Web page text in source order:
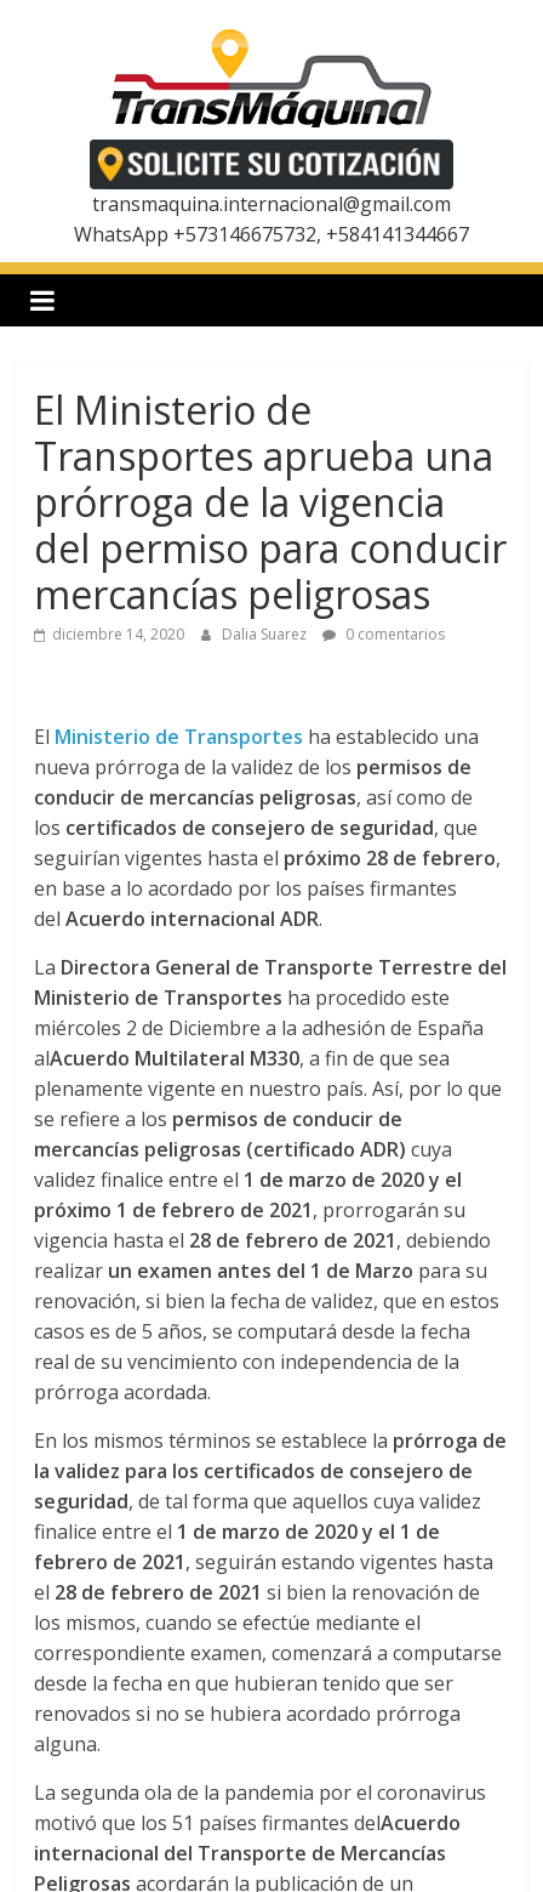
a
s
m
a
q
n
a
–
T
r
a
n
s
p
o
r
t
e
d
e
E
transmaquina.internacional@gmail.com
WhatsApp +573146675732, +584141344667
El Ministerio de
Transportes aprueba una
prórroga de la vigencia
del permiso para conducir
mercancías peligrosas
diciembre 14, 2020 Dalia Suarez 0 comentarios
El Ministerio de Transportes ha establecido una
nueva prórroga de la validez de los permisos de
conducir de mercancías peligrosas, así como de
los certificados de consejero de seguridad, que
seguirían vigentes hasta el próximo 28 de febrero,
en base a lo acordado por los países firmantes
delAcuerdo internacional ADR.
La Directora General de Transporte Terrestre del
Ministerio de Transportes ha procedido este
miércoles 2 de Diciembre a la adhesión de España
alAcuerdo Multilateral M330, a fin de que sea
plenamente vigente en nuestro país. Así, por lo que
se refiere a los permisos de conducir de
mercancías peligrosas (certificado ADR) cuya
validez finalice entre el 1 de marzo de 2020 y el
próximo 1 de febrero de 2021, prorrogarán su
vigencia hasta el 28 de febrero de 2021, debiendo
realizar un examen antes del 1 de Marzo para su
renovación, si bien la fecha de validez, que en estos
casos es de 5 años, se computará desde la fecha
real de su vencimiento con independencia de la
prórroga acordada.
En los mismos términos se establece la prórroga de
la validez para los certificados de consejero de
seguridad, de tal forma que aquellos cuya validez
finalice entre el 1 de marzo de 2020 y el 1 de
febrero de 2021, seguirán estando vigentes hasta
el 28 de febrero de 2021 si bien la renovación de
los mismos, cuando se efectúe mediante el
correspondiente examen, comenzará a computarse
desde la fecha en que hubieran tenido que ser
renovados si no se hubiera acordado prórroga
alguna.
La segunda ola de la pandemia por el coronavirus
motivó que los 51 países firmantes delAcuerdo
internacional del Transporte de Mercancías
Peligrosas acordarán la publicación de un